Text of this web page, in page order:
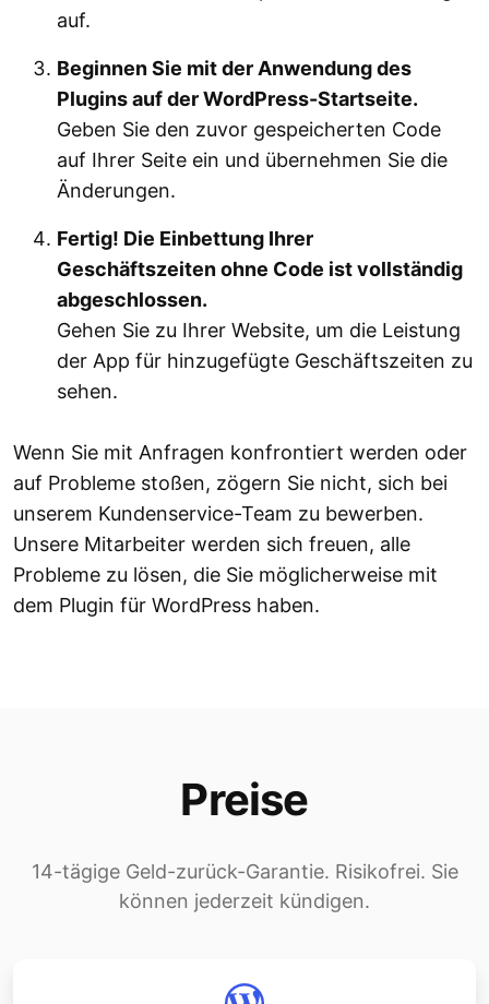
auf.
Beginnen Sie mit der Anwendung des
Plugins auf der WordPress-Startseite.
Geben Sie den zuvor gespeicherten Code
auf Ihrer Seite ein und übernehmen Sie die
Änderungen.
Fertig! Die Einbettung Ihrer
Geschäftszeiten ohne Code ist vollständig
abgeschlossen.
Gehen Sie zu Ihrer Website, um die Leistung
der App für hinzugefügte Geschäftszeiten zu
sehen.
Wenn Sie mit Anfragen konfrontiert werden oder
auf Probleme stoßen, zögern Sie nicht, sich bei
unserem Kundenservice-Team zu bewerben.
Unsere Mitarbeiter werden sich freuen, alle
Probleme zu lösen, die Sie möglicherweise mit
dem Plugin für WordPress haben.
Preise
14-tägige Geld-zurück-Garantie. Risikofrei. Sie
können jederzeit kündigen.